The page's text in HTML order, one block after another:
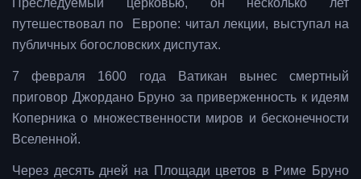
Преследуемый церковью, он несколько лет
путешествовал по Европе: читал лекции, выступал на
публичных богословских диспутах.
7 февраля 1600 года Ватикан вынес смертный
приговор Джордано Бруно за приверженность к идеям
Коперника о множественности миров и бесконечности
Вселенной.
Через десять дней на Площади цветов в Риме Бруно